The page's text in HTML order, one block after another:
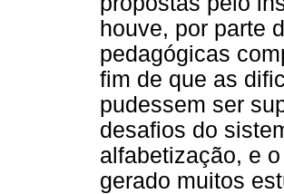
houve, por parte
pedagógicas
fim de que as
pudessem ser
desafios do
alfabetização, e
gerado muitos